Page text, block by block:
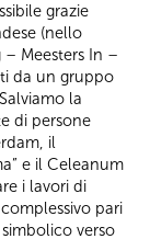
grazie
(nello
Meesters In –
da un gruppo
la
di persone
il
e il Celeanum
i lavori di
pari
verso